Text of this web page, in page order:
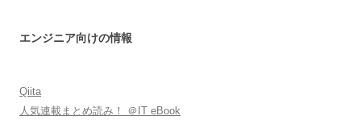
エンジニア向けの情報
Qiita
人気連載まとめ読み！ ＠IT eBook